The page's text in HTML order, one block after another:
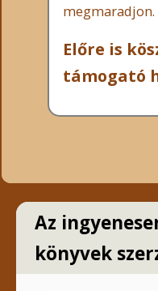
megmaradjon.
Előre is
támogató
Az
könyvek